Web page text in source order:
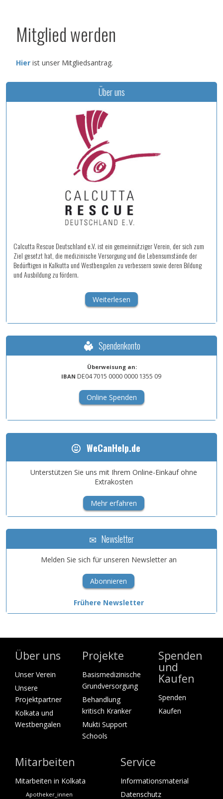
Mitglied werden
Hier ist unser Mitgliedsantrag.
Über uns
Calcutta Rescue Deutschland e.V. ist ein gemeinnütziger Verein, der sich zum
Ziel gesetzt hat, die medizinische Versorgung und die Lebensumstände der
Bedürftigen in Kalkutta und Westbengalen zu verbessern sowie deren Bildung
und Ausbildung zu fördern.
Weiterlesen
Spendenkonto
Überweisung an:
IBAN DE047015 0000 0000 1355 09
Online Spenden
WeCanHelp.de
Unterstützen Sie uns mit Ihrem Online-Einkauf ohne
Extrakosten
Mehr erfahren
Newsletter
Melden Sie sich für unseren Newsletter an
Abonnieren
Frühere Newsletter
Über uns
Unser Verein
Unsere
Projektpartner
Kolkata und
Westbengalen
Projekte
Basismedizinische
Grundversorgung
Behandlung
kritisch Kranker
Mukti Support
Schools
Spenden
und
Kaufen
Spenden
Kaufen
Mitarbeiten
Mitarbeiten in Kolkata
Apotheker_innen
Service
Informationsmaterial
Datenschutz